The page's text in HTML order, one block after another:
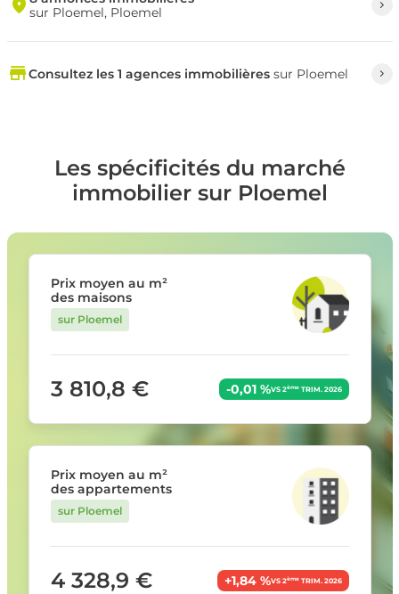
sur Ploemel, Ploemel
Consultez les 1 agences immobilièressur Ploemel
Les spécificités du marché
immobilier sur Ploemel
Prix moyen au m²
des maisons
sur Ploemel
3 810,8 € -0,01 %VS 2èmeTRIM. 2026
Prix moyen au m²
des appartements
sur Ploemel
4 328,9 € +1,84 %VS 2èmeTRIM. 2026